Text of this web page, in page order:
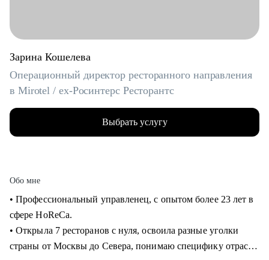
Зарина Кошелева
Операционный директор ресторанного направления
в Mirotel / ex-Росинтерс Ресторантс
Выбрать услугу
Обо мне
• Профессиональный управленец, с опытом более 23 лет в
сфере HoReCa.
• Открыла 7 ресторанов с нуля, освоила разные уголки
страны от Москвы до Севера, понимаю специфику отрасли